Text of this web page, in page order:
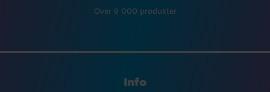
Over 9 000 produkter
Info